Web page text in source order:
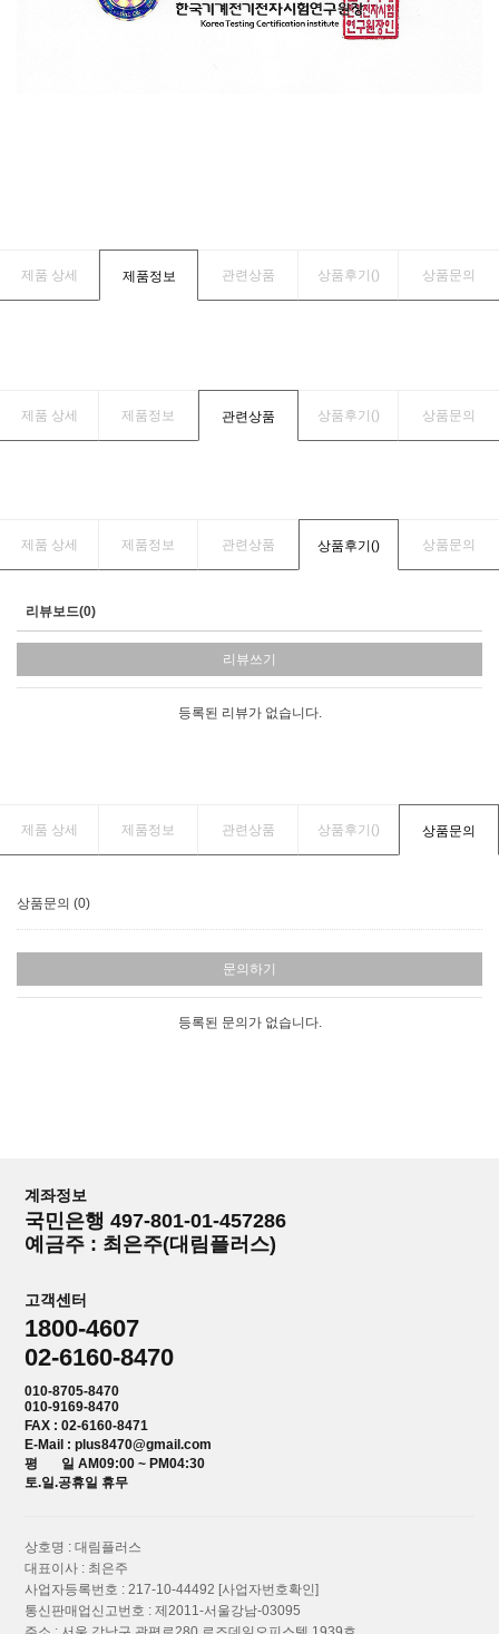
제품 상세 제품정보 관련상품 상품후기() 상품문의
제품 상세 제품정보 관련상품 상품후기() 상품문의
제품 상세 제품정보 관련상품 상품후기() 상품문의
리뷰보드(0)
리뷰쓰기
등록된 리뷰가 없습니다.
제품 상세 제품정보 관련상품 상품후기() 상품문의
상품문의 (0)
문의하기
등록된 문의가 없습니다.
계좌정보
국민은행 497-801-01-457286
예금주 : 최은주(대림플러스)
고객센터
1800-4607
02-6160-8470
010-8705-8470
010-9169-8470
FAX : 02-6160-8471
E-Mail : plus8470@gmail.com
평 일 AM09:00 ~ PM04:30
토.일.공휴일 휴무
상호명 : 대림플러스
대표이사 : 최은주
사업자등록번호 : 217-10-44492 [사업자번호확인]
통신판매업신고번호 : 제2011-서울강남-03095